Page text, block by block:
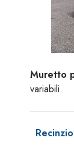
Muretto
variabili.